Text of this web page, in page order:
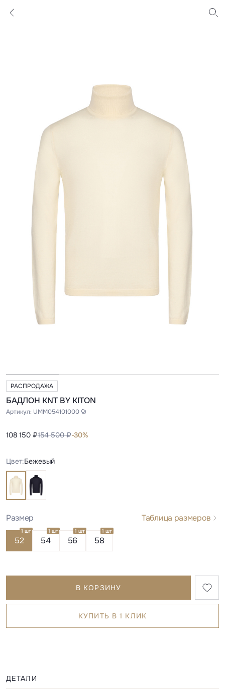
РАСПРОДАЖА
БАДЛОН KNT BY KITON
Артикул: UMM054101000
108 150 ₽154 500 ₽-30%
Цвет:Бежевый
Размер Таблица размеров
52
1 шт
54
1 шт
56
1 шт
58
1 шт
В КОРЗИНУ
КУПИТЬ В 1 КЛИК
ДЕТАЛИ